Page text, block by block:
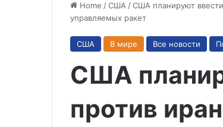
Home /США /США планируют
управляемых ракет
США В мире Все новости
США
против